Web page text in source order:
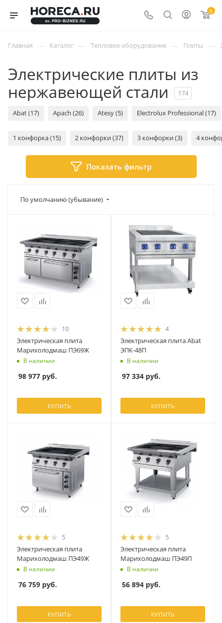
0
Главная — Каталог — Тепловое оборудование — Плиты —
Электрические плиты из
нержавеющей стали
174
Abat (17) Apach (26) Atesy (5) Electrolux Professional (17)
1 конфорка (15) 2 конфорки (37) 3 конфорки (3) 4
Показать фильтр
По умолчанию (убывание)
10
Электрическая плита
Марихолодмаш ПЭ69Ж
В наличии
98 977 руб.
КУПИТЬ
4
Электрическая плита Abat
ЭПК-48П
В наличии
97 334 руб.
КУПИТЬ
5
Электрическая плита
Марихолодмаш ПЭ49Ж
В наличии
76 759 руб.
КУПИТЬ
5
Электрическая плита
Марихолодмаш ПЭ49П
В наличии
56 894 руб.
КУПИТЬ